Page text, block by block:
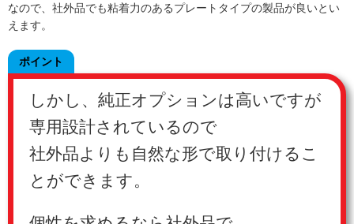
なので、社外品でも粘着力のあるプレートタイプの製品が良いとい
えます。
ポイント
しかし、純正オプションは高いですが
専用設計されているので
社外品よりも自然な形で取り付けるこ
とができます。